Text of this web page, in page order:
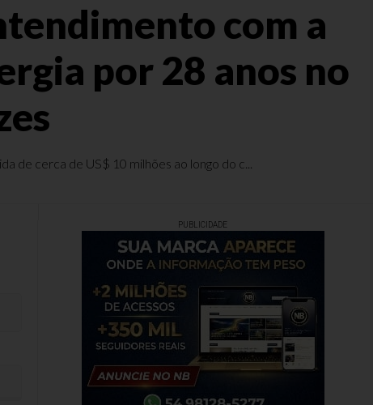
com a
por 28 anos no
de cerca de US$ 10 milhões ao longo do c...
Autazes
PUBLICIDADE